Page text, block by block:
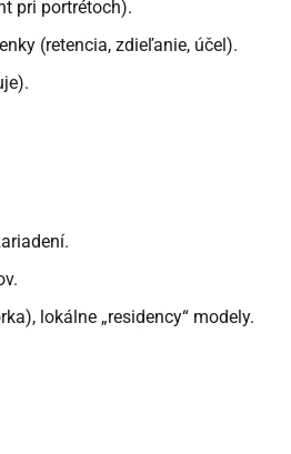
pri portrétoch).
(retencia, zdieľanie, účel).
lokálne „residency“ modely.